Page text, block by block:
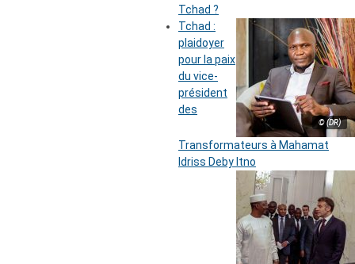
Tchad ?
© (DR)
Tchad :
plaidoyer
pour la paix
du vice-
président
des
Transformateurs à Mahamat
Idriss Deby Itno